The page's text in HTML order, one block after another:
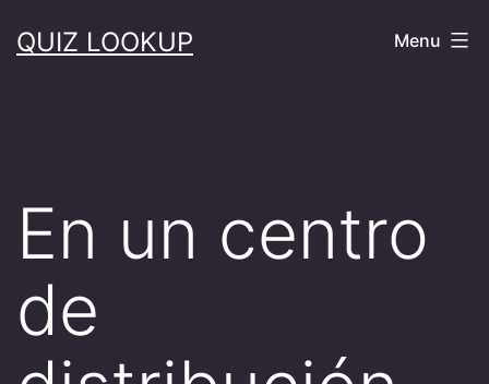
toQUIZ LOOKUP Menu
En un centro
de